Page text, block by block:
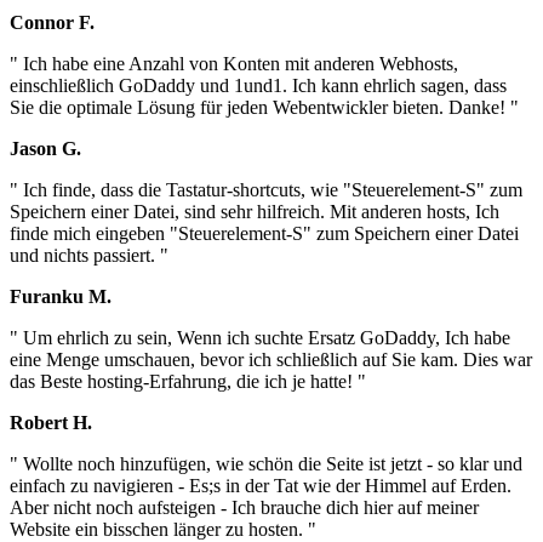
Connor F.
" Ich habe eine Anzahl von Konten mit anderen Webhosts,
einschließlich GoDaddy und 1und1. Ich kann ehrlich sagen, dass
Sie die optimale Lösung für jeden Webentwickler bieten. Danke! "
Jason G.
" Ich finde, dass die Tastatur-shortcuts, wie "Steuerelement-S" zum
Speichern einer Datei, sind sehr hilfreich. Mit anderen hosts, Ich
finde mich eingeben "Steuerelement-S" zum Speichern einer Datei
und nichts passiert. "
Furanku M.
" Um ehrlich zu sein, Wenn ich suchte Ersatz GoDaddy, Ich habe
eine Menge umschauen, bevor ich schließlich auf Sie kam. Dies war
das Beste hosting-Erfahrung, die ich je hatte! "
Robert H.
" Wollte noch hinzufügen, wie schön die Seite ist jetzt - so klar und
einfach zu navigieren - Es;s in der Tat wie der Himmel auf Erden.
Aber nicht noch aufsteigen - Ich brauche dich hier auf meiner
Website ein bisschen länger zu hosten. "